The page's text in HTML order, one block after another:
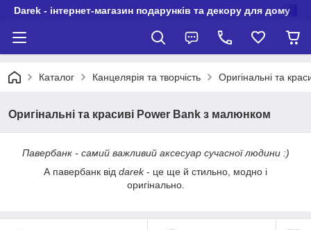
Darek - інтернет-магазин подарунків та декору для дому
Каталог Канцелярія та творчість Оригінальні та
Оригінальні та красиві Power Bank з малюнком
Павербанк - самий важливий аксесуар сучасної людини :)
А павербанк від darek- це ще й стильно, модно і
оригінально.